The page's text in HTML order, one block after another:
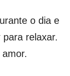
o dia e
relaxar.